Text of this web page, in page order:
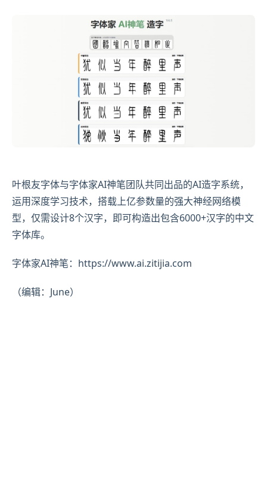
叶根友字体与字体家AI神笔团队共同出品的AI造字系统，
运用深度学习技术，搭载上亿参数量的强大神经网络模
型，仅需设计8个汉字，即可构造出包含6000+汉字的中文
字体库。
字体家AI神笔：https://www.ai.zitijia.com
（编辑：June）